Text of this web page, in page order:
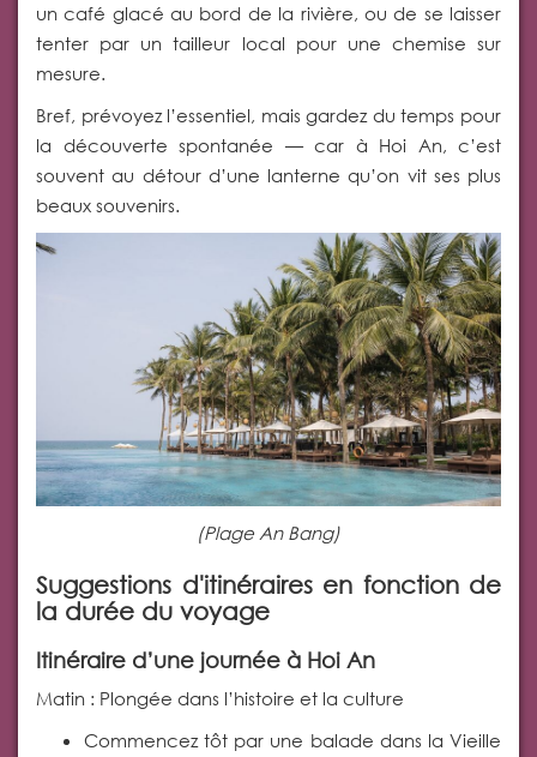
un café glacé au bord de la rivière, ou de se laisser
tenter par un tailleur local pour une chemise sur
mesure.
Bref, prévoyez l’essentiel, mais gardez du temps pour
la découverte spontanée — car à Hoi An, c’est
souvent au détour d’une lanterne qu’on vit ses plus
beaux souvenirs.
(Plage An Bang)
Suggestions d'itinéraires en fonction de
la durée du voyage
Itinéraire d’une journée à Hoi An
Matin : Plongée dans l’histoire et la culture
Commencez tôt par une balade dans la Vieille